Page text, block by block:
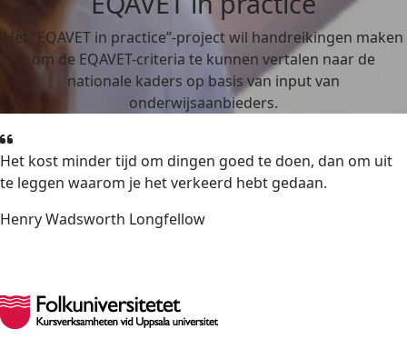
Het “EQAVET in practice”-project wil handreikingen maken
om de EQAVET-criteria te kunnen vertalen naar de
nationale kaders op basis van input van
onderwijsaanbieders.
Het kost minder tijd om dingen goed te doen, dan om uit
te leggen waarom je het verkeerd hebt gedaan.
Henry Wadsworth Longfellow